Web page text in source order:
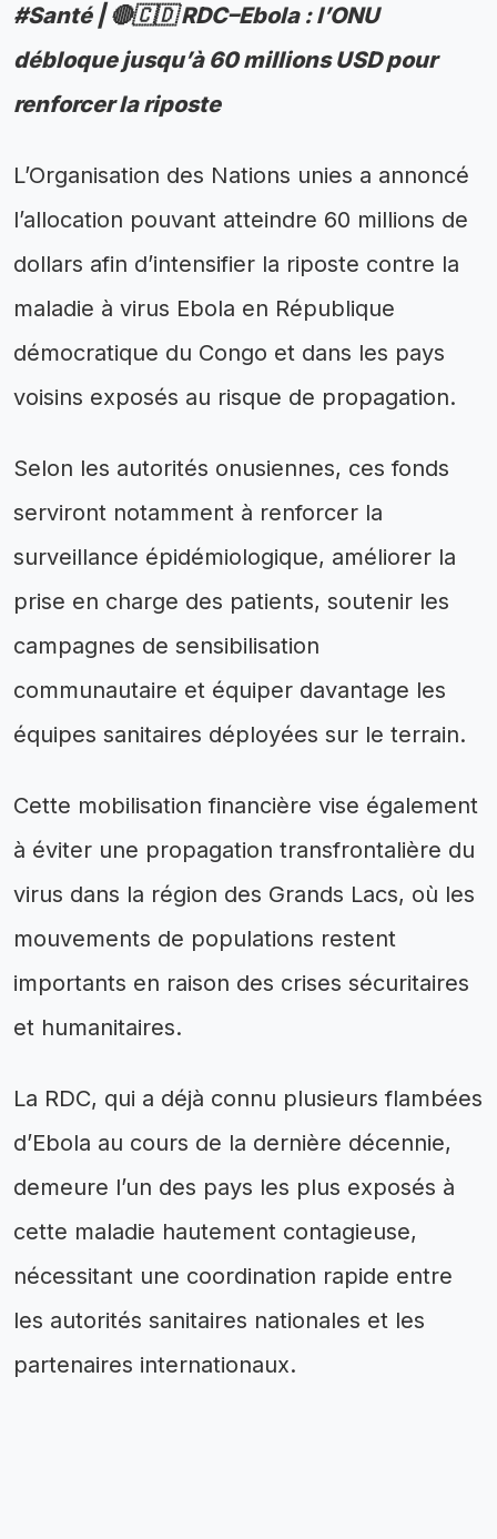
#Santé | 🔴🇨🇩 RDC–Ebola : l’ONU
débloque jusqu’à 60 millions USD pour
renforcer la riposte
L’Organisation des Nations unies a annoncé
l’allocation pouvant atteindre 60 millions de
dollars afin d’intensifier la riposte contre la
maladie à virus Ebola en République
démocratique du Congo et dans les pays
voisins exposés au risque de propagation.
Selon les autorités onusiennes, ces fonds
serviront notamment à renforcer la
surveillance épidémiologique, améliorer la
prise en charge des patients, soutenir les
campagnes de sensibilisation
communautaire et équiper davantage les
équipes sanitaires déployées sur le terrain.
Cette mobilisation financière vise également
à éviter une propagation transfrontalière du
virus dans la région des Grands Lacs, où les
mouvements de populations restent
importants en raison des crises sécuritaires
et humanitaires.
La RDC, qui a déjà connu plusieurs flambées
d’Ebola au cours de la dernière décennie,
demeure l’un des pays les plus exposés à
cette maladie hautement contagieuse,
nécessitant une coordination rapide entre
les autorités sanitaires nationales et les
partenaires internationaux.